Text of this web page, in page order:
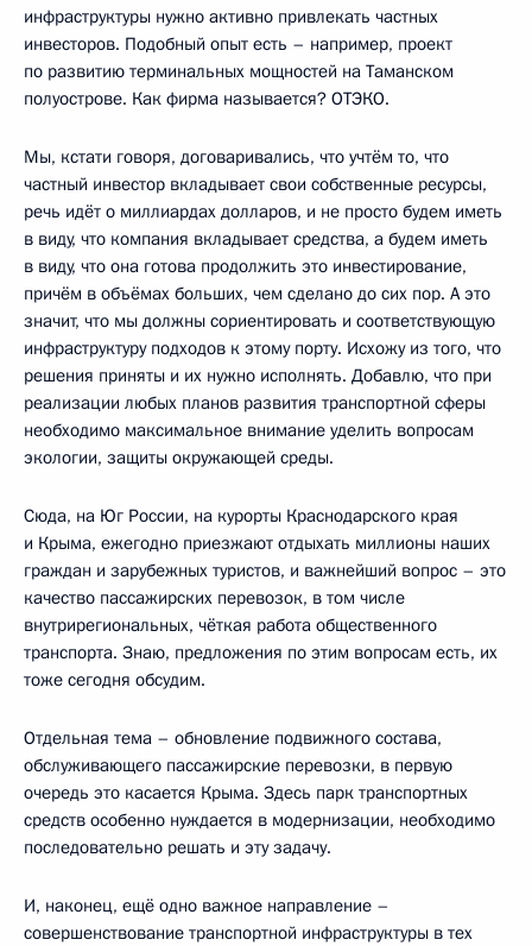
инфраструктуры нужно активно привлекать частных
инвесторов. Подобный опыт есть – например, проект
по развитию терминальных мощностей на Таманском
полуострове. Как фирма называется? ОТЭКО.
Мы, кстати говоря, договаривались, что учтём то, что
частный инвестор вкладывает свои собственные ресурсы,
речь идёт о миллиардах долларов, и не просто будем иметь
в виду, что компания вкладывает средства, а будем иметь
в виду, что она готова продолжить это инвестирование,
причём в объёмах больших, чем сделано до сих пор. А это
значит, что мы должны сориентировать и соответствующую
инфраструктуру подходов к этому порту. Исхожу из того, что
решения приняты и их нужно исполнять. Добавлю, что при
реализации любых планов развития транспортной сферы
необходимо максимальное внимание уделить вопросам
экологии, защиты окружающей среды.
Сюда, на Юг России, на курорты Краснодарского края
и Крыма, ежегодно приезжают отдыхать миллионы наших
граждан и зарубежных туристов, и важнейший вопрос – это
качество пассажирских перевозок, в том числе
внутрирегиональных, чёткая работа общественного
транспорта. Знаю, предложения по этим вопросам есть, их
тоже сегодня обсудим.
Отдельная тема – обновление подвижного состава,
обслуживающего пассажирские перевозки, в первую
очередь это касается Крыма. Здесь парк транспортных
средств особенно нуждается в модернизации, необходимо
последовательно решать и эту задачу.
И, наконец, ещё одно важное направление –
совершенствование транспортной инфраструктуры в тех